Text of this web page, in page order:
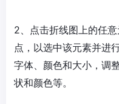
2、点击折线图上的任
点，以选中该元素并进
字体、颜色和大小，调
状和颜色等。